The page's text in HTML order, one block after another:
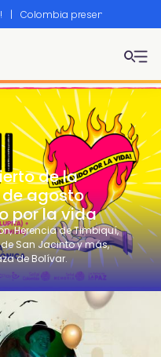
| Colombia presente en
de la
de agosto
por la vida
Herencia de Timbiquí,
San Jacinto y más,
de Bolívar.